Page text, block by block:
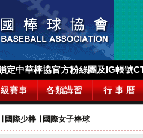
定中華棒協官方粉絲團及IG帳號
賽事 各類講習 行 事 曆
國際少棒 國際女子棒球